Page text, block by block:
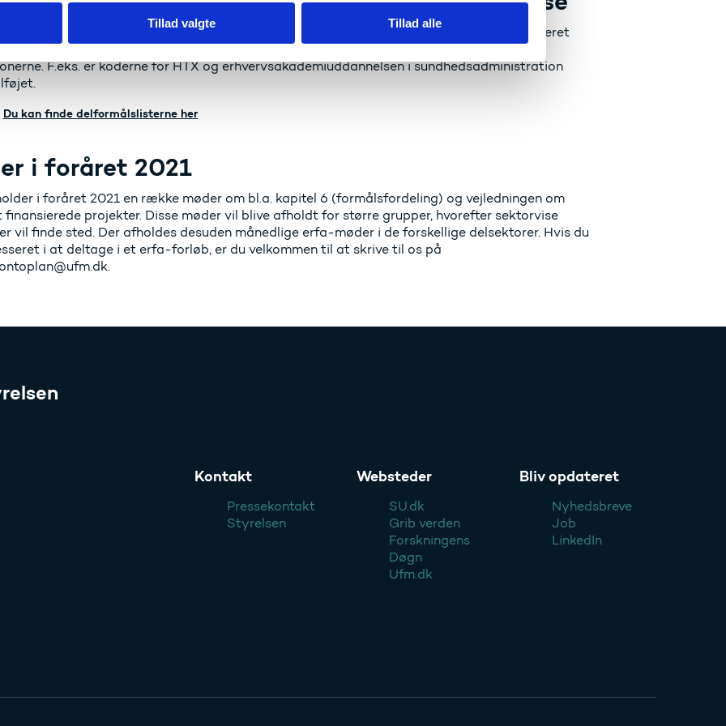
Tillad valgte Tillad alle
til ordinære uddannelser samt efter- og videreuddannelse findes nu i en opdateret
F.eks. er koderne for HTX og erhvervsakademiuddannelsen i sundhedsadministration
Du kan finde delformålslisterne her
i foråret 2021
i foråret 2021 en række møder om bl.a. kapitel 6 (formålsfordeling) og vejledningen om
finansierede projekter. Disse møder vil blive afholdt for større grupper, hvorefter sektorvise
vil finde sted. Der afholdes desuden månedlige erfa-møder i de forskellige delsektorer. Hvis du
i at deltage i et erfa-forløb, er du velkommen til at skrive til os på
Kontakt
Pressekontakt
Styrelsen
Websteder
SU.dk
Grib verden
Forskningens
Døgn
Ufm.dk
Bliv opdateret
Nyhedsbreve
Job
LinkedIn